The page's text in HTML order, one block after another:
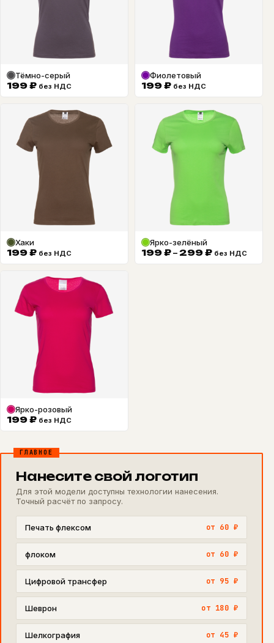
Тёмно-серый
199₽ без НДС
Фиолетовый
199₽ без НДС
Хаки
199₽ без НДС
Ярко-зелёный
199₽–299₽Диапазон
без НДС
Ярко-розовый
199₽ без НДС
ГЛАВНОЕ
Нанесите свой логотип
Для этой модели доступны технологии нанесения.
Точный расчёт по запросу.
Печать флексом от 60 ₽
флоком от 60 ₽
Цифровой трансфер от 95 ₽
Шеврон от 180 ₽
Шелкография от 45 ₽